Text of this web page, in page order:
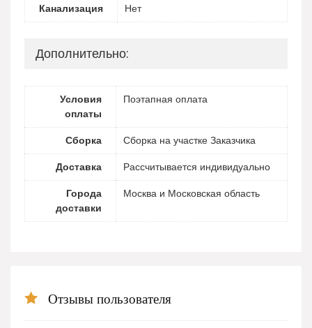
Канализация
Нет
Дополнительно:
Условия
оплаты
Поэтапная оплата
Сборка
Сборка на участке Заказчика
Доставка
Рассчитывается индивидуально
Города
доставки
Москва и Московская область
Отзывы пользователя